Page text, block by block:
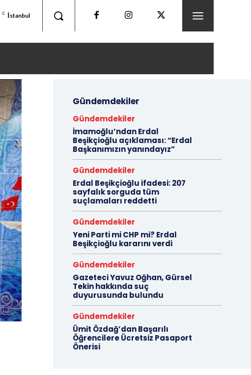
C İstanbul
Gündemdekiler
Gündemdekiler
İmamoğlu’ndan Erdal
Beşikçioğlu açıklaması: “Erdal
Başkanımızın yanındayız”
Gündemdekiler
Erdal Beşikçioğlu ifadesi: 207
sayfalık sorguda tüm
suçlamaları reddetti
Gündemdekiler
Yeni Parti mi CHP mi? Erdal
Beşikçioğlu kararını verdi
Gündemdekiler
Gazeteci Yavuz Oğhan, Gürsel
Tekin hakkında suç
duyurusunda bulundu
Gündemdekiler
Ümit Özdağ’dan Başarılı
Öğrencilere Ücretsiz Pasaport
Önerisi